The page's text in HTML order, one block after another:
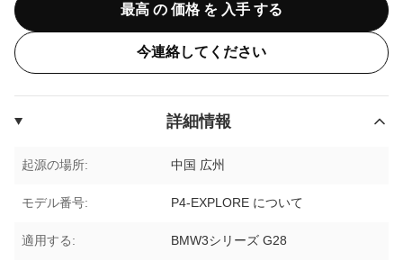
最高 の 価格 を 入手 する
今連絡してください
詳細情報
起源の場所: 中国 広州
モデル番号: P4-EXPLORE について
適用する: BMW3シリーズ G28